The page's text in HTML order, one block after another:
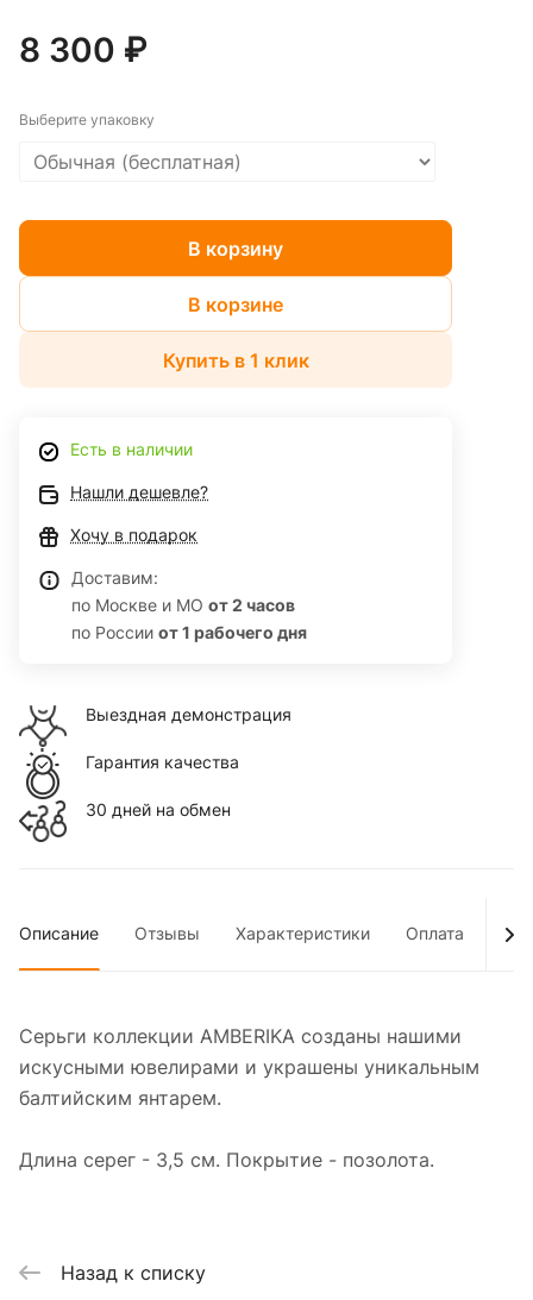
8 300 ₽
Выберите упаковку
В корзину
В корзине
Купить в 1 клик
Есть в наличии
Нашли дешевле?
Хочу в подарок
Доставим:
по Москве и МО от 2 часов
по России от 1 рабочего дня
Выездная демонстрация
Гарантия качества
30 дней на обмен
Описание Отзывы Характеристики Оплата
Серьги коллекции AMBERIKA созданы нашими
искусными ювелирами и украшены уникальным
балтийским янтарем.
Длина серег - 3,5 см. Покрытие - позолота.
Назад к списку